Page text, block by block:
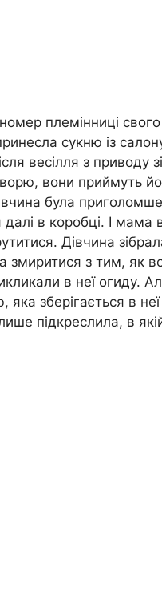
племінниці
сукню із
весілля з приводу
вони приймуть
була
в коробці. І мама
Дівчина
змиритися з тим, як
в неї огиду.
зберігається в
підкреслила, в